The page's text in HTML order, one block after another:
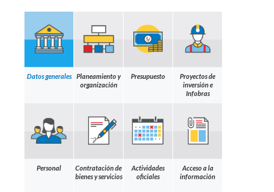
Datos generales
Planeamiento y
organización
Presupuesto
Proyectos de
inversión e
Infobras
Personal
Contratación de
bienes y servicios
Actividades
oficiales
Acceso a la
información